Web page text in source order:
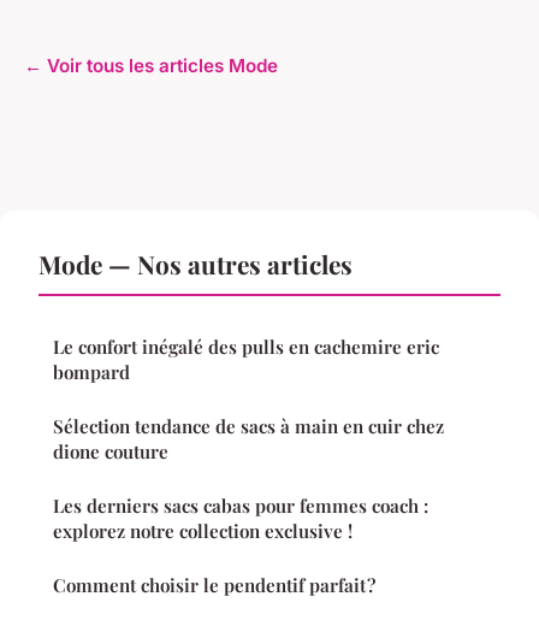
← Voir tous les articles Mode
Mode — Nos autres articles
Le confort inégalé des pulls en cachemire eric
bompard
Sélection tendance de sacs à main en cuir chez
dione couture
Les derniers sacs cabas pour femmes coach :
explorez notre collection exclusive !
Comment choisir le pendentif parfait ?